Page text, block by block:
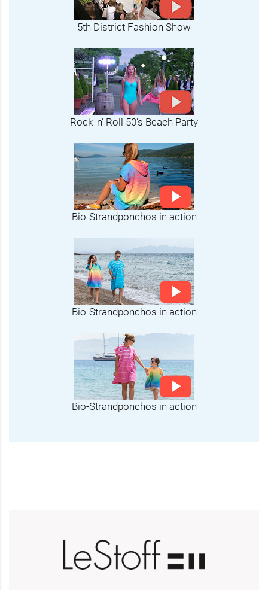
5th District Fashion Show
Rock 'n' Roll 50's Beach Party
Bio-Strandponchos in action
Bio-Strandponchos in action
Bio-Strandponchos in action